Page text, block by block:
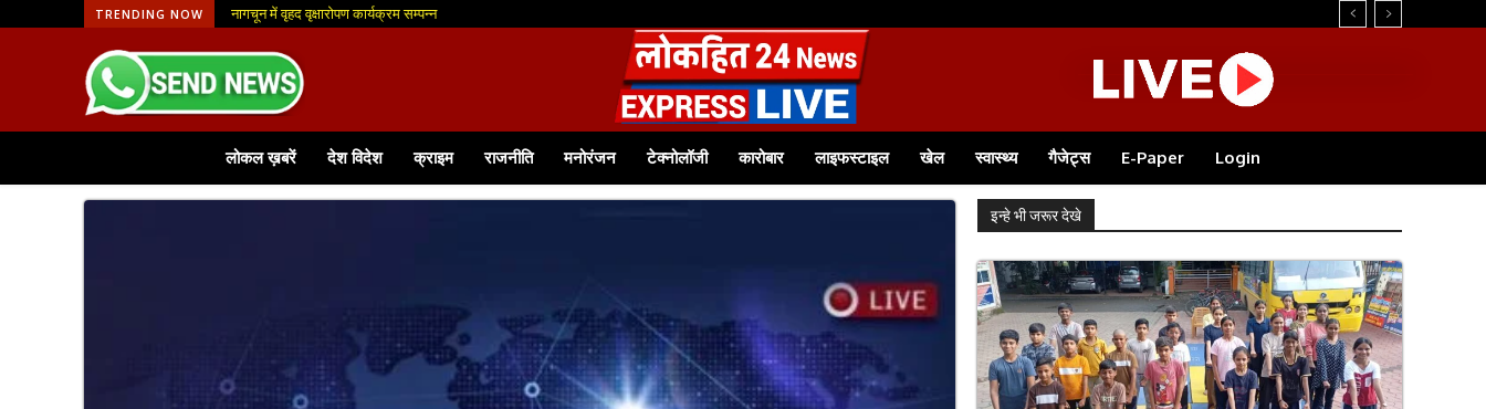
TRENDING NOW नागचून में वृहद वृक्षारोपण कार्यक्रम सम्पन्न
लोकल ख़बरें देश विदेश क्राइम राजनीति मनोरंजन टेक्नोलॉजी कारोबार लाइफस्टाइल खेल स्वास्थ्य गैजेट्स E-Paper Login
इन्हे भी जरूर देखे